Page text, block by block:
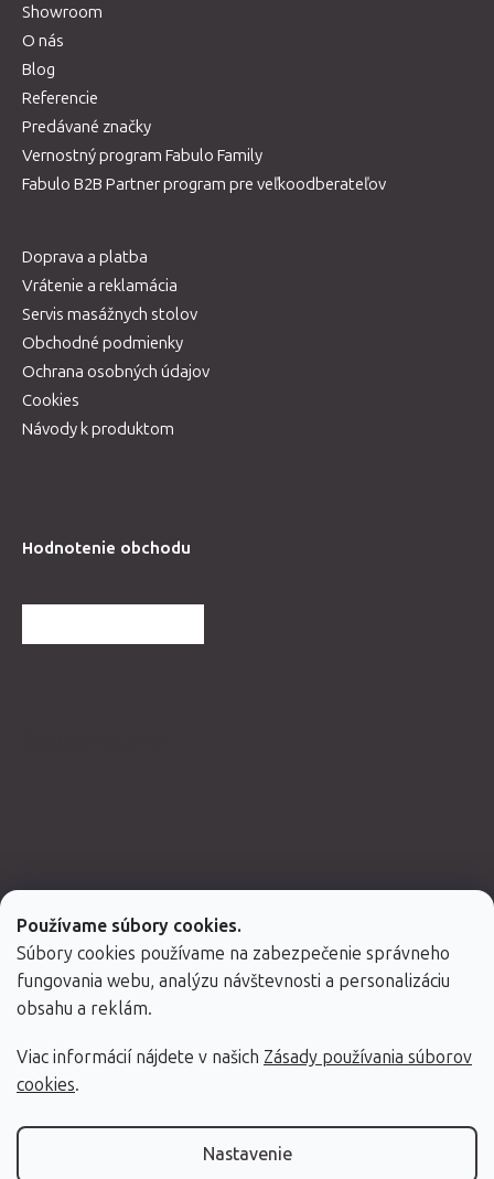
Používame súbory cookies.
Súbory cookies používame na zabezpečenie správneho
fungovania webu, analýzu návštevnosti a personalizáciu
obsahu a reklám.
Viac informácií nájdete v našich Zásady používania súborov
cookies.
Nastavenie
Showroom
O nás
Blog
Referencie
Predávané značky
Vernostný program Fabulo Family
Fabulo B2B Partner program pre veľkoodberateľov
Doprava a platba
Vrátenie a reklamácia
Servis masážnych stolov
Obchodné podmienky
Ochrana osobných údajov
Cookies
Návody k produktom
Hodnotenie obchodu
Vytvoril Shoptet Premium